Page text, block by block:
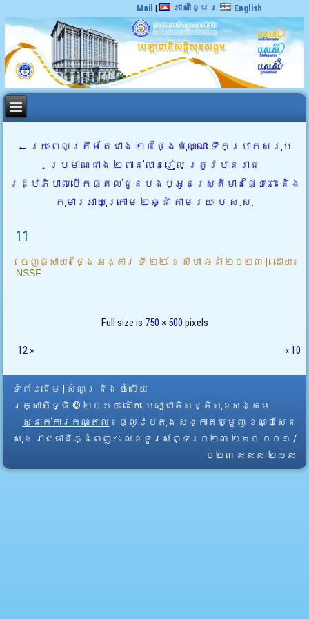
Mail | ភាសាខ្មែរ English
← រយៈពេលត្រឹមតែជាង ២០ថ្ងៃប៉ុណ្ណោះ ទឹកប្រាក់សរុប
ប្រមាណជាង ២ពាន់លានរៀល ត្រូវបានរាជ
រដ្ឋាភិបាលបើកផ្តល់ជូនបងប្អូនស្រ្តីមានផ្ទៃពោះ និង
កុមារអាយុក្រោម ២ឆ្នាំ តាមរយៈ ប.ស.ស.
11
ចេញផ្សាយ៖ ថ្ងៃ អង្គារ ទី ២២ ខែ សីហា ឆ្នាំ ២០២៣ | ដោយ៖
NSSF
Full size is 750 × 500 pixels
12 » «10
ទំព័រដើម
សំណួរ និង ចំលើយ
រក្សាសិទ្ធិ © ២០១៤ ដោយ​ បេឡាជាតិសន្តិសុខសង្គម
ស្នាក់ការកណ្តាល ៖ ផ្លូវបេតុង សង្កាត់ឃ្មួញ ខណ្ឌសែន
សុខ រាជធានីភ្នំពេញ។ លេខទូរស័ព្ទ ៖ ០២៣ ២៦០ ០០១ /
០២៣ ៩៩៩ ២១៩